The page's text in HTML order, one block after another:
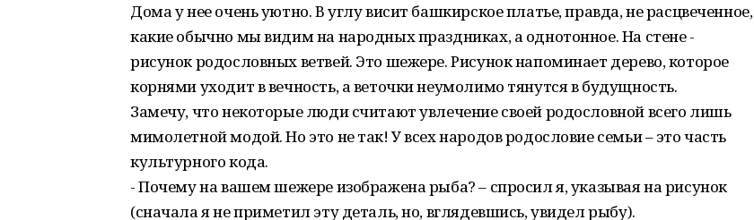
Дома у нее очень уютно. В углу висит башкирское платье, правда, не расцвеченное,
какие обычно мы видим на народных праздниках, а однотонное. На стене -
рисунок родословных ветвей. Это шежере. Рисунок напоминает дерево, которое
корнями уходит в вечность, а веточки неумолимо тянутся в будущность.
Замечу, что некоторые люди считают увлечение своей родословной всего лишь
мимолетной модой. Но это не так! У всех народов родословие семьи – это часть
культурного кода.
- Почему на вашем шежере изображена рыба? – спросил я, указывая на рисунок
(сначала я не приметил эту деталь, но, вглядевшись, увидел рыбу).